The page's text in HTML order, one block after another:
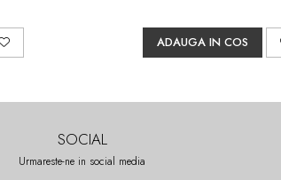
ADAUGA IN COS
SOCIAL
Urmareste-ne in social media